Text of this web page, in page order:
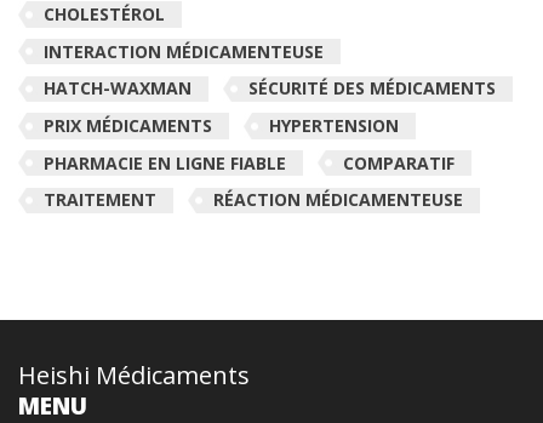
CHOLESTÉROL
INTERACTION MÉDICAMENTEUSE
HATCH-WAXMAN
SÉCURITÉ DES MÉDICAMENTS
PRIX MÉDICAMENTS
HYPERTENSION
PHARMACIE EN LIGNE FIABLE
COMPARATIF
TRAITEMENT
RÉACTION MÉDICAMENTEUSE
Heishi Médicaments
MENU